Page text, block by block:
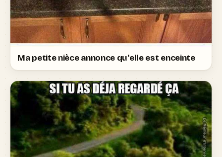
Ma petite nièce annonce qu'elle est enceinte